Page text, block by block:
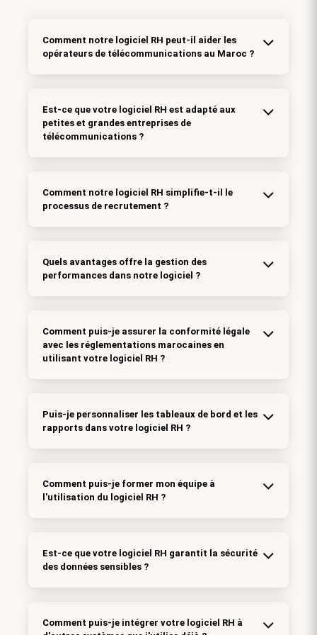
Comment notre logiciel RH peut-il aider les
opérateurs de télécommunications au Maroc ?
Est-ce que votre logiciel RH est adapté aux
petites et grandes entreprises de
télécommunications ?
Comment notre logiciel RH simplifie-t-il le
processus de recrutement ?
Quels avantages offre la gestion des
performances dans notre logiciel ?
Comment puis-je assurer la conformité légale
avec les réglementations marocaines en
utilisant votre logiciel RH ?
Puis-je personnaliser les tableaux de bord et les
rapports dans votre logiciel RH ?
Comment puis-je former mon équipe à
l'utilisation du logiciel RH ?
Est-ce que votre logiciel RH garantit la sécurité
des données sensibles ?
Comment puis-je intégrer votre logiciel RH à